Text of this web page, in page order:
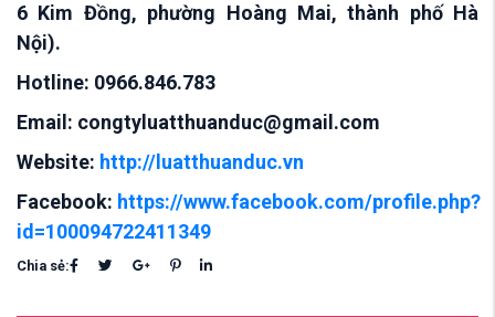
6 Kim Đồng, phường Hoàng Mai, thành phố Hà
Nội).
Hotline: 0966.846.783
Email: congtyluatthuanduc@gmail.com
Website: http://luatthuanduc.vn
Facebook: https://www.facebook.com/profile.php?
id=100094722411349
Chia sẻ: